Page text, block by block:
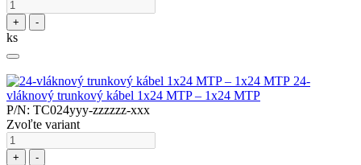
+ -
ks
24-
vláknový trunkový kábel 1x24 MTP – 1x24 MTP
P/N: TC024yyy-zzzzzz-xxx
Zvoľte variant
+ -